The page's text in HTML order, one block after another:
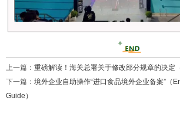
上一篇： 重磅解读！海关总署关于修改部分规章的决定
下一篇： 境外企业自助操作“进口食品境外企业备案”（
Guide）